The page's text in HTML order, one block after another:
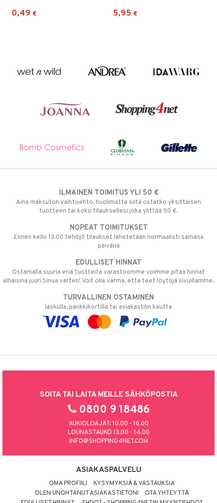
0,49 € 5,95 €
ILMAINEN TOIMITUS YLI 50 €
Aina maksuton vaihtoehto, huolimatta siitä ostatko yksittäisen
tuotteen tai koko tilauksellesi joka ylittää 50 €.
NOPEAT TOIMITUKSET
Ennen kello 13.00 tehdyt tilaukset lähetetään normaalisti samana
päivänä
EDULLISET HINNAT
Ostamalla suuria eriä tuotteita varastoomme voimme pitää hinnat
alhaisina juuri Sinua varten! Voit olla varma, että teet löytöjä sivuillamme.
TURVALLINEN OSTAMINEN
laskulla, pankkikortilla tai asiakastilin kautta
SOITA TAI LAITA MEILLE SÄHKÖPOSTIA
0800 9 18486
AUKIOLOAJAT: 10.00 - 16.00
LOUNASTAUKO 13.00 - 14.00
INFO@SHOPPING4NET.COM
ASIAKASPALVELU
OMA PROFIILI
KYSYMYKSIÄ & VASTAUKSIA
OLEN UNOHTANUT ASIAKASTIETONI
OTA YHTEYTTÄ